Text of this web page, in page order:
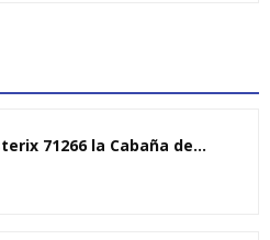
71266 la Cabaña de...